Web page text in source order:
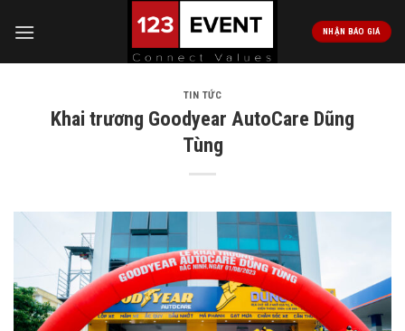
NHẬN BÁO GIÁ
TIN TỨC
Khai trương Goodyear AutoCare Dũng
Tùng